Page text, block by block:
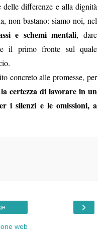
differenze e alla dignità
non bastano: siamo noi, nel
e schemi mentali, dare
il primo fronte sul quale
concreto alle promesse, per
la certezza di lavorare in un
i silenzi e le omissioni, a
›
web